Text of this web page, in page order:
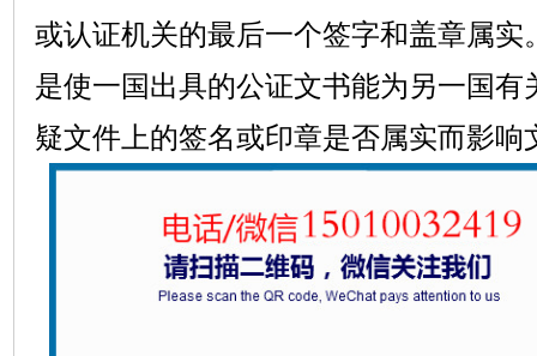
或认证机关的最后一个签字和盖章属实
是使一国出具的公证文书能为另一国有
疑文件上的签名或印章是否属实而影响